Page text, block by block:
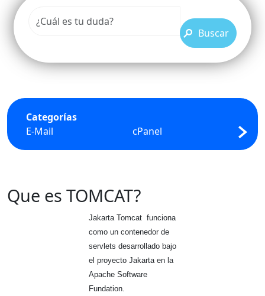
Buscar
Categorías
E-Mail
cPanel FTP
Que es TOMCAT?
Jakarta Tomcat funciona
como un contenedor de
servlets desarrollado bajo
el proyecto Jakarta en la
Apache Software
Fundation.